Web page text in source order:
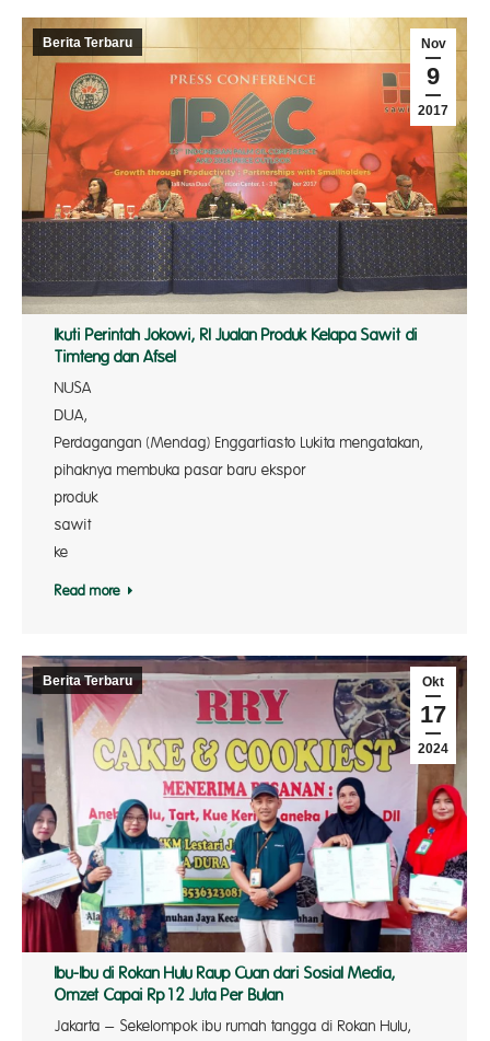
Nov
9
2017
Berita Terbaru
Ikuti Perintah Jokowi, RI Jualan Produk Kelapa Sawit di
Timteng dan Afsel
NUSA
DUA,
Perdagangan (Mendag) Enggartiasto Lukita mengatakan,
pihaknya membuka pasar baru ekspor
ke
Read more
Okt
17
2024
Berita Terbaru
Ibu-Ibu di Rokan Hulu Raup Cuan dari Sosial Media,
Omzet Capai Rp12 Juta Per Bulan
Jakarta – Sekelompok ibu rumah tangga di Rokan Hulu,